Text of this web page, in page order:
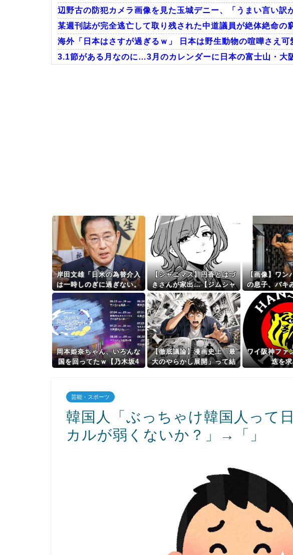
辺野古の防犯カメラ画像を見た玉城デニー、「うまい言い訳
某週刊誌が完全逃亡して取り残された中道議員が絶体絶命の
海外「日本はさすが過ぎるｗ」 日本は野生動物の喧嘩さえ
3.1節がある月なのに…3月のカレンダーに日本の富士山・大
岸田文雄「日米の為替介入
は一時しのぎに過ぎない。
私なら円を強くすることが
出来る」
【シャニマス】円香とはづ
きさんが家出…【ジムシャ
ニ第22話前編】
【画像】ワン
の息子、バキ
なるｗ
岡本姫奈ちゃん、いろんな
国を回ってたｗ【乃木坂4
【徹底議論】漫画史上「最
大のやらかし展開」って結
ワイ阪神ファ
迭を
芸能・スポーツ
韓国人「ぶっちゃけ韓国人って
カルが弱くないか？」→「」